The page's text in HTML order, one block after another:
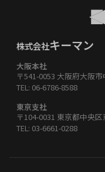
株式会社キーマン
大阪本社
〒541-0053 大阪府大阪
TEL: 06-6786-8588
東京支社
〒104-0031 東京都中央
TEL: 03-6661-0288